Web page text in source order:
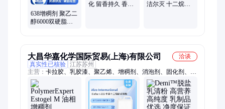
638增稠剂 聚乙二
醇6000双硬脂酸
化 留香持久 香味
洁尔灭 十二烷基
大昌华嘉化学国际贸易(上海)有限公司
洽谈
真实性已核验 江苏苏州
主营： 卡拉胶、乳胶漆、聚乙烯、增稠剂、消泡剂、固化剂、分
散剂、苯丙乳液、多环颜料、酸催化剂、颜料助剂、水性涂料、
涂料助剂、乳品饮料、聚醛树脂、酞青颜料、水性木漆、烤漆助
剂、果冻酱料、无机颜料、防腐涂料、高性能颜料、有机膨润